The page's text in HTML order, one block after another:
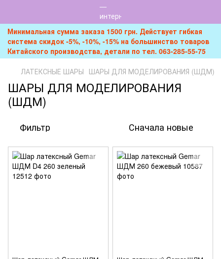
Минимальная сумма заказа 1500 грн. Действует гибкая
система скидок -5%, -10%, -15% на большинство товаров
Китайского производства, детали по тел. 063-285-55-75
ЛАТЕКСНЫЕ ШАРЫ ШАРЫ ДЛЯ МОДЕЛИРОВАНИЯ (ШДМ)
ШАРЫ ДЛЯ МОДЕЛИРОВАНИЯ
(ШДМ)
Фильтр Сначала новые